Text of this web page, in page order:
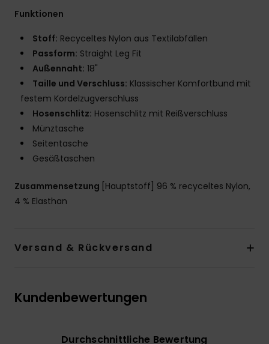
Funktionen
Stoff: Recyceltes Nylon aus Textilabfällen
Passform: Straight Leg Fit
Außennaht: 18"
Taille und Verschluss: Klassischer Komfortbund mit
festem Kordelzugverschluss
Hosenschlitz: Hosenschlitz mit Reißverschluss
Münztasche
Seitentasche
Gesäßtaschen
Zusammensetzung [Hauptstoff] 96 % recyceltes Nylon,
4 % Elasthan
Versand & Rückversand
Kundenbewertungen
Durchschnittliche Bewertung